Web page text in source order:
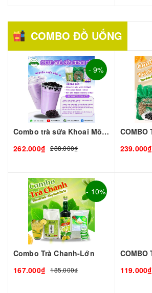
COMBO ĐỒ UỐNG
- 9%
Combo trà sữa Khoai Môn-Lớn
262.000₫
288.000₫
239.000₫
- 10%
Combo Trà Chanh-Lớn
167.000₫
185.000₫
119.000₫